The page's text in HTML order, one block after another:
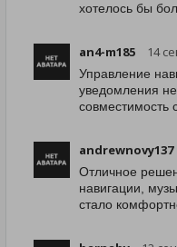
хотелось бы
an4-m185 14
Управление
уведомления
совместимость
andrewnovy137
Отличное
навигации,
стало